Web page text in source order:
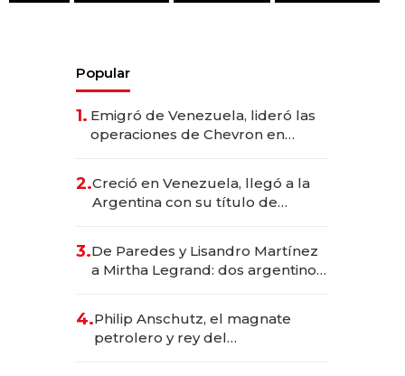
Popular
1. Emigró de Venezuela, lideró las
operaciones de Chevron en
2.Creció en Venezuela, llegó a la
Argentina con su título de
las marcas "fast premium"
3.De Paredes y Lisandro Martínez
a Mirtha Legrand: dos argentinos
4.Philip Anschutz, el magnate
petrolero y rey del